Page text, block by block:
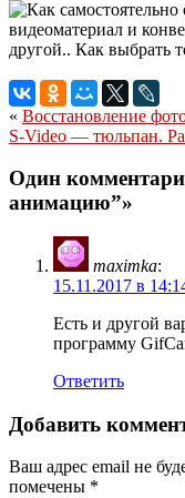
« Восстановление
S-Video — тюльпан.
Один
анимацию”»
maximka:
15.11.2017 в
Есть и другой
программу
Ответить
Добавить
Ваш адрес email не
помечены *